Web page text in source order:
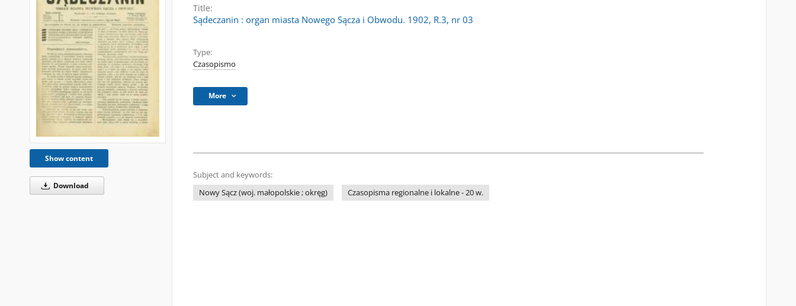
Show content
Download
Title:
Sądeczanin : organ miasta Nowego Sącza i Obwodu. 1902, R.3, nr 03
Type:
Czasopismo
More
Subject and keywords:
Nowy Sącz (woj. małopolskie ; okręg)
Czasopisma regionalne i lokalne - 20 w.